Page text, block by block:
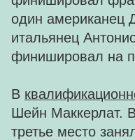
один американец
итальянец
финишировал на
В
Шейн Маккерлат.
третье место